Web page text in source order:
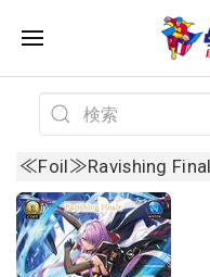
≪Foil≫Ravishing